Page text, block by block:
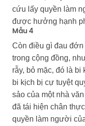
cứu lấy quyền làm
được hưởng hạnh
Mẫu 4
Còn điều gì đau
trong cộng đồng,
rẫy, bỏ mặc, đó là
bi kịch bị cự tuyệt
sảo của một nhà
đã tái hiện chân
quyền làm người